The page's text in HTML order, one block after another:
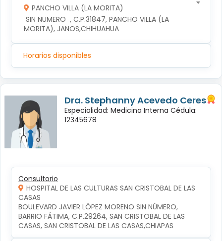
PANCHO VILLA (LA MORITA)
MORITA), JANOS,CHIHUAHUA
Horarios disponibles
Dra. Stephanny Acevedo Ceres
Especialidad: Medicina Interna Cédula:
12345678
Consultorio
HOSPITAL DE LAS CULTURAS SAN CRISTOBAL DE LAS
CASAS
BOULEVARD JAVIER LÓPEZ MORENO SIN NÚMERO,
BARRIO FÁTIMA, C.P.29264, SAN CRISTOBAL DE LAS
CASAS, SAN CRISTOBAL DE LAS CASAS,CHIAPAS